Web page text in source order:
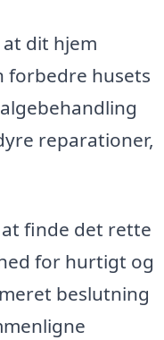
dit hjem
forbedre husets
reparationer,
finde det rette
for hurtigt og
beslutning